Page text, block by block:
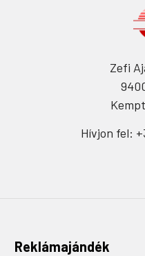
Zefi
Hívjon fel:
Reklámajándék